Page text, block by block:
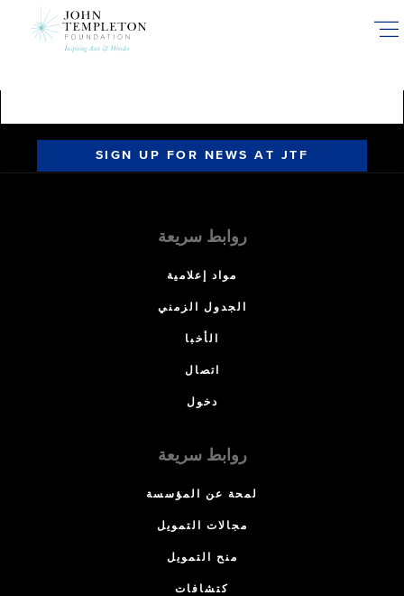
SIGN UP FOR NEWS AT JTF
روابط سريعة
مواد إعلامية
الجدول الزمني
الأخبا
اتصال
دخول
روابط سريعة
لمحة عن المؤسسة
مجالات التمويل
منح التمويل
كتشافات